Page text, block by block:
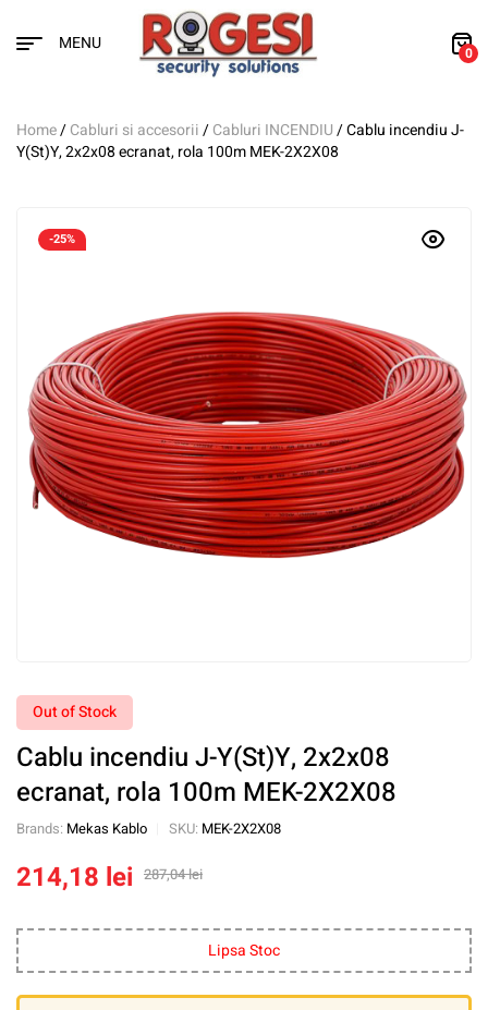
MENU 0
Home/Cabluri si accesorii/Cabluri INCENDIU/ Cablu incendiu J-
Y(St)Y, 2x2x08 ecranat, rola 100m MEK-2X2X08
-25%
Out of Stock
Cablu incendiu J-Y(St)Y, 2x2x08
ecranat, rola 100m MEK-2X2X08
Brands: Mekas Kablo SKU: MEK-2X2X08
287,04lei
214,18 lei
Lipsa Stoc